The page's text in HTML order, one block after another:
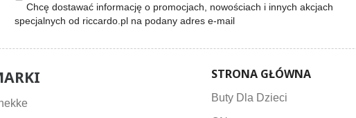
Chcę dostawać informację o promocjach, nowościach i innych akcjach
specjalnych od riccardo.pl na podany adres e-mail
STRONA GŁÓWNA
Buty Dla Dzieci